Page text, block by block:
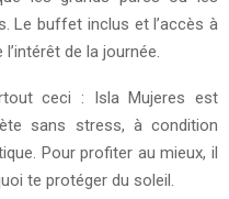
Le buffet inclus et l’accès à
de la journée.
ceci : Isla Mujeres est
sans stress, à condition
Pour profiter au mieux, il
te protéger du soleil.